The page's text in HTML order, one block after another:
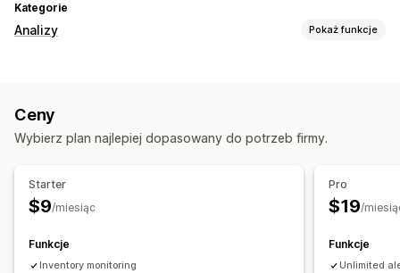
Kategorie
Analizy Pokaż funkcje
Marketing i sprzedaż
Ceny
Wybierz plan najlepiej dopasowany do potrzeb firmy.
Starter
$9/miesiąc
Funkcje
⁠Inventory monitoring
Pro
$19/
Funkcje
Unlimited